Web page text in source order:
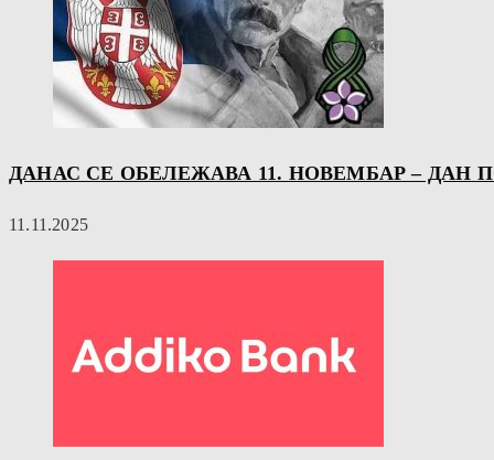
ДАНАС СЕ ОБЕЛЕЖАВА 11. НОВЕМБАР – ДАН
11.11.2025